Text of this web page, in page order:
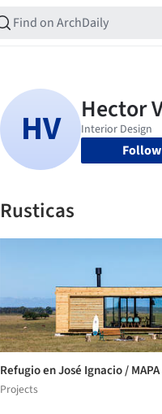
Follow
Rusticas
Refugio en José Ignacio / MAPA
Projects